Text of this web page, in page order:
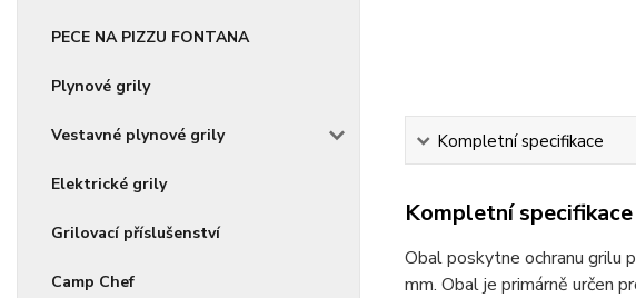
PECE NA PIZZU FONTANA
Plynové grily
Vestavné plynové grily
Elektrické grily
Grilovací příslušenství
Camp Chef
Kompletní specifikace
Kompletní specifikace
Obal poskytne ochranu grilu
mm. Obal je primárně určen